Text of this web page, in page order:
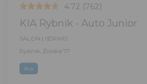
4.72 (762)
KIA Rybnik - Auto Junior
SALON | SERWIS
Rybnik, Żorska 77
Kia